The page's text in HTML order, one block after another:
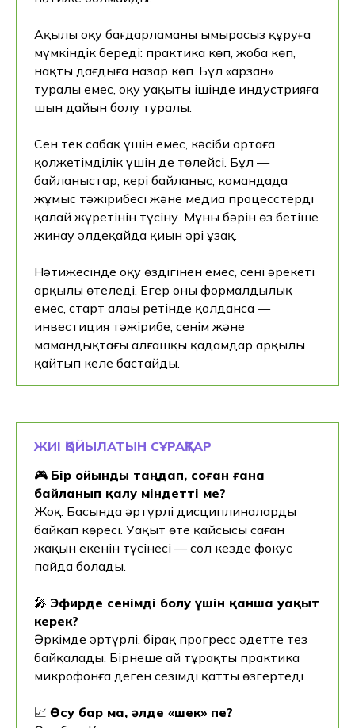
Ақылы оқу бағдарламаны ымырасыз құруға
мүмкіндік береді: практика көп, жоба көп,
нақты дағдыға назар көп. Бұл «арзан»
туралы емес, оқу уақыты ішінде индустрияға
шын дайын болу туралы.
Сен тек сабақ үшін емес, кәсіби ортаға
қолжетімділік үшін де төлейсің. Бұл —
байланыстар, кері байланыс, командада
жұмыс тәжірибесі және медиа процесстердің
қалай жүретінін түсіну. Мұның бәрін өз бетіңше
жинау әлдеқайда қиын әрі ұзақ.
Нәтижесінде оқу өздігінен емес, сенің әрекетің
арқылы өтеледі. Егер оны формалдылық
емес, старт алаңы ретінде қолдансаң —
инвестиция тәжірибе, сенім және
мамандықтағы алғашқы қадамдар арқылы
қайтып келе бастайды.
ЖИІ ҚОЙЫЛАТЫН СҰРАҚТАР
🎮 Бір ойынды таңдап, соған ғана
байланып қалу міндетті ме?
Жоқ. Басында әртүрлі дисциплиналарды
байқап көресің. Уақыт өте қайсысы саған
жақын екенін түсінесің — сол кезде фокус
пайда болады.
🎤 Эфирде сенімді болу үшін қанша уақыт
керек?
Әркімде әртүрлі, бірақ прогресс әдетте тез
байқалады. Бірнеше ай тұрақты практика
микрофонға деген сезімді қатты өзгертеді.
📈 Өсу бар ма, әлде «шек» пе?